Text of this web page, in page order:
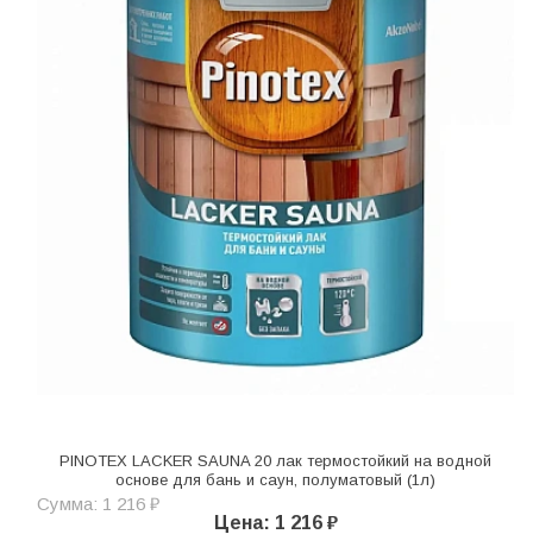
PINOTEX LACKER SAUNA 20 лак термостойкий на водной
основе для бань и саун, полуматовый (1л)
Сумма: 1 216 ₽
Цена: 1 216 ₽